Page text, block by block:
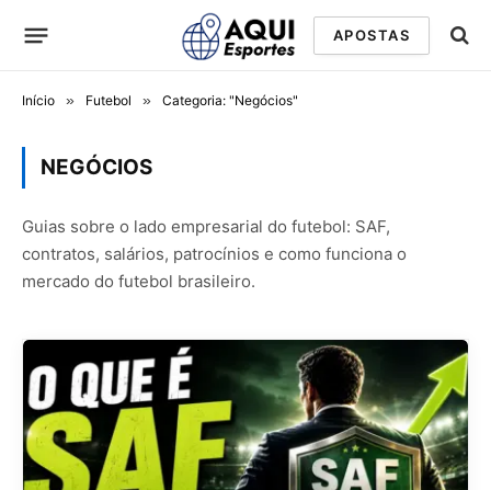
APOSTAS
Início » Futebol » Categoria: "Negócios"
NEGÓCIOS
Guias sobre o lado empresarial do futebol: SAF,
contratos, salários, patrocínios e como funciona o
mercado do futebol brasileiro.